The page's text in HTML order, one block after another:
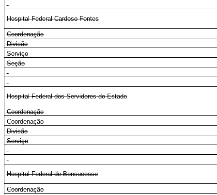
Hospital Federal Cardoso Fontes
Coordenação
Divisão
Serviço
Seção
Hospital Federal dos Servidores do Estado
Coordenação
Coordenação
Divisão
Serviço
Hospital Federal de Bonsucesso
Coordenação